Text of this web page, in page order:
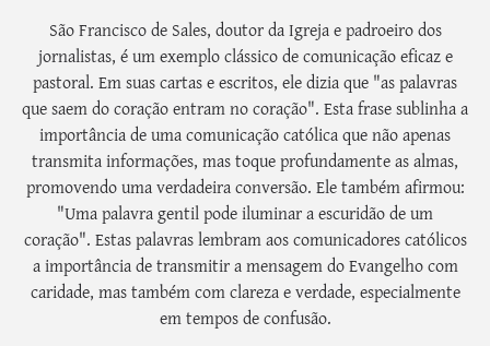
São Francisco de Sales, doutor da Igreja e padroeiro dos
jornalistas, é um exemplo clássico de comunicação eficaz e
pastoral. Em suas cartas e escritos, ele dizia que "as palavras
que saem do coração entram no coração". Esta frase sublinha a
importância de uma comunicação católica que não apenas
transmita informações, mas toque profundamente as almas,
promovendo uma verdadeira conversão. Ele também afirmou:
"Uma palavra gentil pode iluminar a escuridão de um
coração". Estas palavras lembram aos comunicadores católicos
a importância de transmitir a mensagem do Evangelho com
caridade, mas também com clareza e verdade, especialmente
em tempos de confusão.